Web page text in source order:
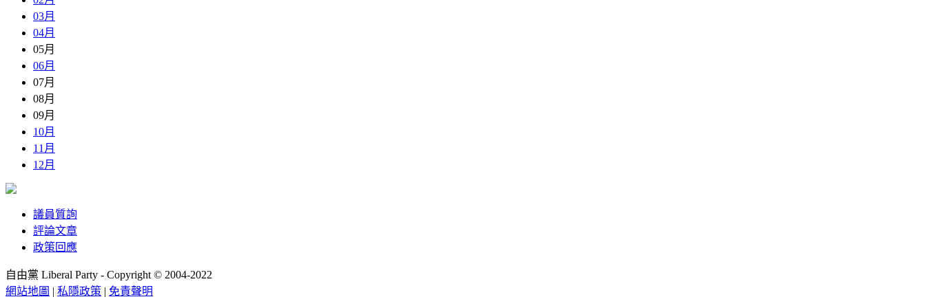
03月
04月
05月
06月
07月
08月
09月
10月
11月
12月
議員質詢
評論文章
政策回應
自由黨 Liberal Party - Copyright © 2004-2022
網站地圖 | 私隱政策 | 免責聲明